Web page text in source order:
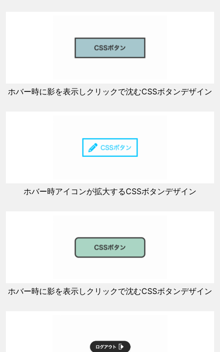
ホバー時に影を表示しクリックで沈むCSSボタンデザイン
ホバー時アイコンが拡大するCSSボタンデザイン
ホバー時に影を表示しクリックで沈むCSSボタンデザイン